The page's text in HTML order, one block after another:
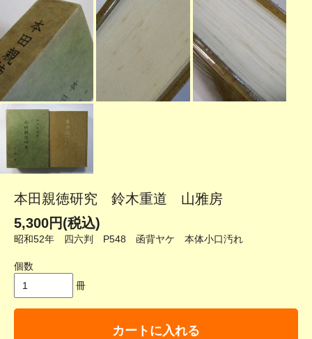
本田親徳研究 鈴木重道 山雅房
5,300円(税込)
昭和52年 四六判 P548 函背ヤケ 本体小口汚れ
個数
冊
カートに入れる